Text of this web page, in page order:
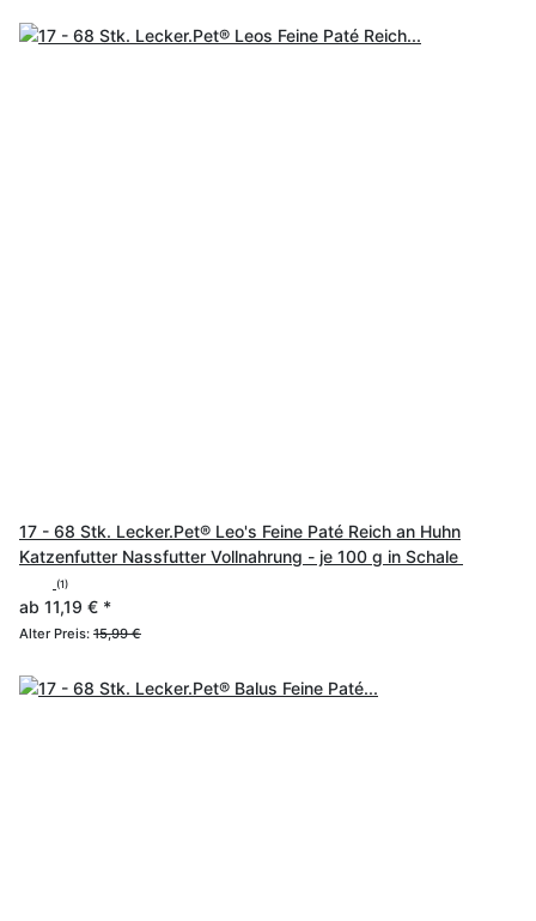
17 - 68 Stk. Lecker.Pet® Leo's Feine Paté Reich an Huhn
Katzenfutter Nassfutter Vollnahrung - je 100 g in Schale
(1)
ab 11,19 € *
Alter Preis: 15,99 €